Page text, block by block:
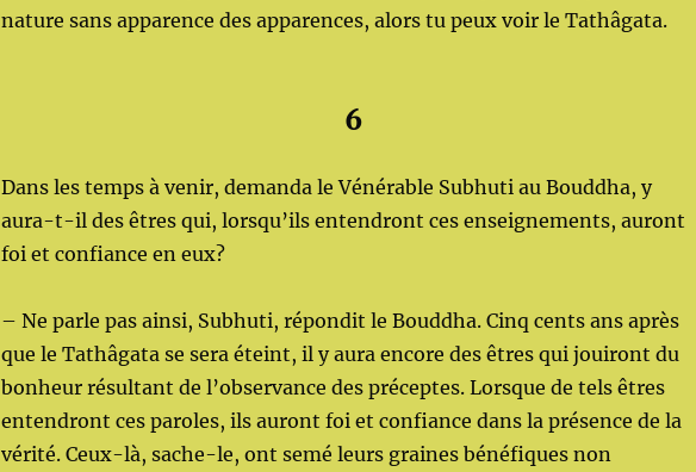
nature sans apparence des apparences, alors tu peux voir le Tathâgata.
6
Dans les temps à venir, demanda le Vénérable Subhuti au Bouddha, y
aura-t-il des êtres qui, lorsqu’ils entendront ces enseignements, auront
foi et confiance en eux?
– Ne parle pas ainsi, Subhuti, répondit le Bouddha. Cinq cents ans après
que le Tathâgata se sera éteint, il y aura encore des êtres qui jouiront du
bonheur résultant de l’observance des préceptes. Lorsque de tels êtres
entendront ces paroles, ils auront foi et confiance dans la présence de la
vérité. Ceux-là, sache-le, ont semé leurs graines bénéfiques non